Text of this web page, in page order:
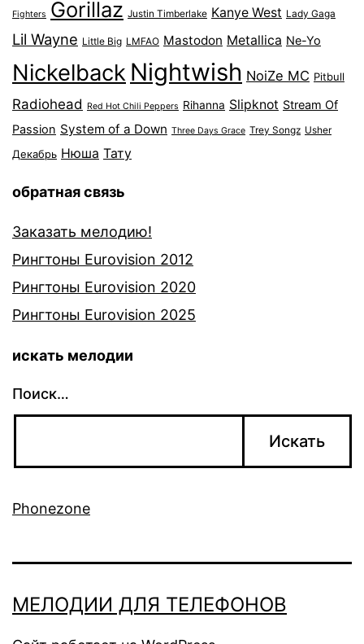
Fighters Gorillaz Justin Timberlake Kanye West Lady Gaga
Lil Wayne Little Big LMFAO Mastodon Metallica Ne-Yo
Nickelback Nightwish NoiZe MC Pitbull
Radiohead Red Hot Chili Peppers Rihanna Slipknot Stream Of
Passion System of a Down Three Days Grace Trey Songz Usher
Декабрь Нюша Тату
обратная связь
Заказать мелодию!
Рингтоны Eurovision 2012
Рингтоны Eurovision 2020
Рингтоны Eurovision 2025
искать мелодии
Поиск…
Phonezone
МЕЛОДИИ ДЛЯ ТЕЛЕФОНОВ